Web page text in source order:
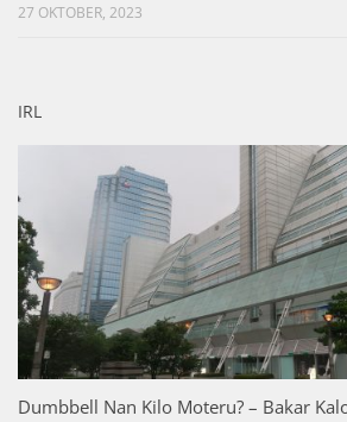
27 OKTOBER, 2023
IRL
Dumbbell Nan Kilo Moteru? – Bakar